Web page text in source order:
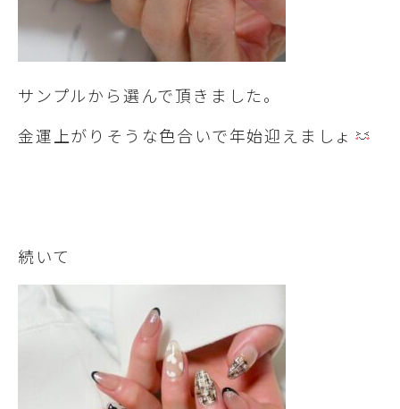
サンプルから選んで頂きました。
金運上がりそうな色合いで年始迎えましょ
続いて